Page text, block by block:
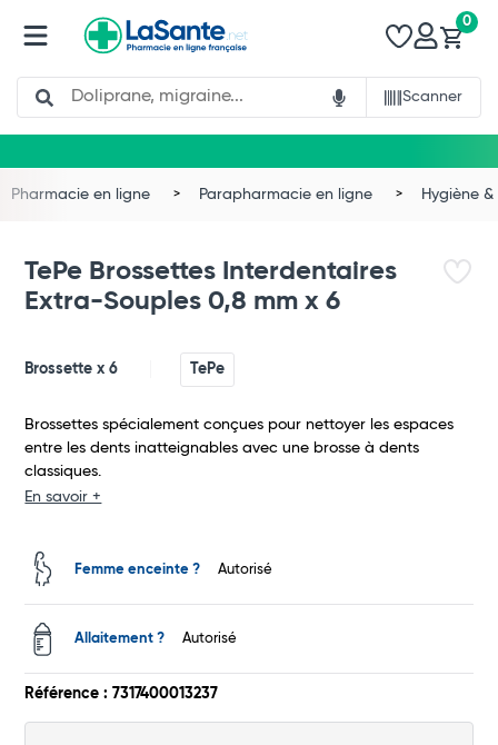
Search
Scanner
0
Commander
Pharmacie en ligne Parapharmacie en ligne Hygiène
TePe Brossettes Interdentaires
Extra-Souples 0,8 mm x 6
Brossette x 6 TePe
Brossettes spécialement conçues pour nettoyer les espaces
entre les dents inatteignables avec une brosse à dents
classiques.
En savoir +
Femme enceinte ? Autorisé
Allaitement ? Autorisé
Référence : 7317400013237